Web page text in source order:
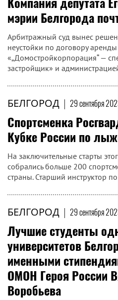
мэрии Белгорода
Арбитражный суд вынес
неустойки по договору
«„Домостройкорпорация“ —
застройщик» и
БЕЛГОРОД | 29 сентября
Спортсменка
Кубке России по
На заключительные старты
собрались больше 200
страны. Старший инструктор
БЕЛГОРОД | 29 сентября
Лучшие студенты
университетов
именными
ОМОН Героя России
Воробьева